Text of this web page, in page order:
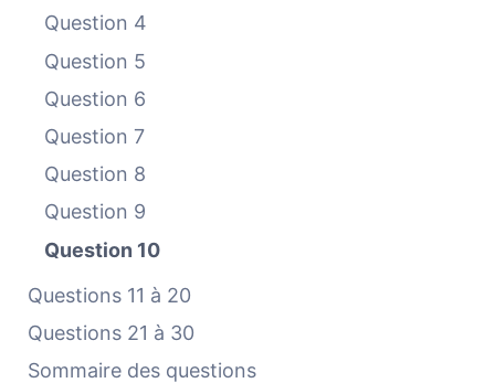
Question 4
Question 5
Question 6
Question 7
Question 8
Question 9
Question 10
Questions 11 à 20
Questions 21 à 30
Sommaire des questions